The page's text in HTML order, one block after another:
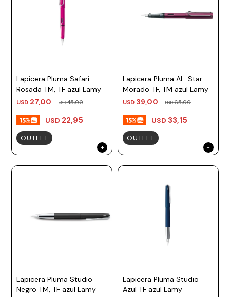
Lapicera Pluma Safari
Rosada TM, TF azul Lamy
USD 27,00 USD45,00
USD 22,95
OUTLET
Lapicera Pluma AL-Star
Morado TF, TM azul Lamy
USD 39,00 USD65,00
USD 33,15
OUTLET
Lapicera Pluma Studio
Negro TM, TF azul Lamy
Lapicera Pluma Studio
Azul TF azul Lamy